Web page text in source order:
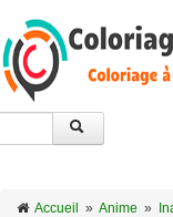
Accueil » Anime »